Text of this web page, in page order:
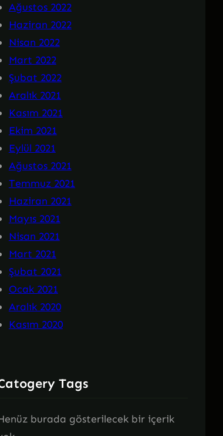
Ağustos 2022
Haziran 2022
Nisan 2022
Mart 2022
Şubat 2022
Aralık 2021
Kasım 2021
Ekim 2021
Eylül 2021
Ağustos 2021
Temmuz 2021
Haziran 2021
Mayıs 2021
Nisan 2021
Mart 2021
Şubat 2021
Ocak 2021
Aralık 2020
Kasım 2020
Tags
burada gösterilecek bir içerik